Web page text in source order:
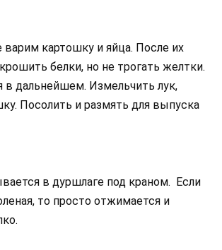
варим картошку и яйца. После их
белки, но не трогать желтки.
в дальнейшем. Измельчить лук,
Посолить и размять для выпуска
в дуршлаге под краном. Если
то просто отжимается и